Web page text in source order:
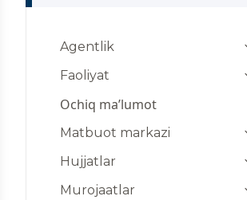
Agentlik
Agentlik haqida
Rahbariyat
Markaziy apparat
Maslahatlashuv kengashi
Korrupsiyaga qarshi kurashish
Faoliyat
Chet el fuqarolariga maxsus
soliq rejimini taqdim etish
uchun maxsus vakolatli kripto-
birjalar ro‘yxati
Kripto-aktivlar aylanmasi
Ochiq ma’lumot
Matbuot markazi
Yangiliklar
Bilish muhim
Hujjatlar
Kripto-aktivlar aylanmasi
Murojaatlar